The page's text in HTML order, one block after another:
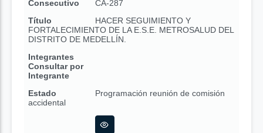
Consecutivo
CA-287
Título
HACER SEGUIMIENTO Y
FORTALECIMIENTO DE LA E.S.E. METROSALUD DEL
DISTRITO DE MEDELLÍN.
Integrantes
Consultar por
Integrante
Estado
Programación reunión de comisión
accidental